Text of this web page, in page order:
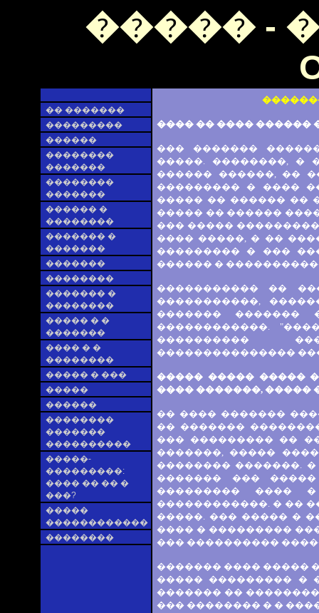
����� -
�� �������
���������
������
��������
�������
��������
�������
������ �
��������
������� �
�������
�������
��������
������� �
��������
����� � �
�������
���� � �
��������
����� � ���
�����
������
��������
�������
����������
�����-
���������:
���� �� �� �
���?
�����
������������
��������
���� �� ���� ������
��� �������
�����. ��������, �
������ ������, ��
��������� � ����
����� �� ������ ��
����� �� ������
��� �����
���� �����, � ��
��������� � ���
������ �
����������� ��
�����������,
������� �������
������������.
����������
���������������
����� ����� �����
���� �������, �����
�� ���� �������
�� �������
��� ��������� ��
�������, �����
�������� �������.
������� ���
��������� ����
������������. � ��
�����. ��� ����� �
���� � ���������
��� ����������
������� ���� �����
����� ��������� �
������� ��
��� �������� � �